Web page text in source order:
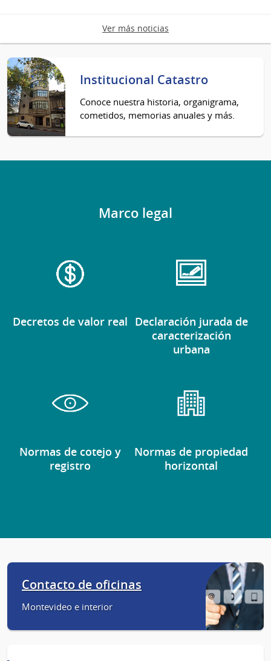
Ver más noticias
Institucional Catastro
Conoce nuestra historia, organigrama,
cometidos, memorias anuales y más.
Marco legal
Decretos de valor real Declaración jurada de
caracterización
urbana
Normas de cotejo y
registro
Normas de propiedad
horizontal
Contacto de oficinas
Montevideo e interior